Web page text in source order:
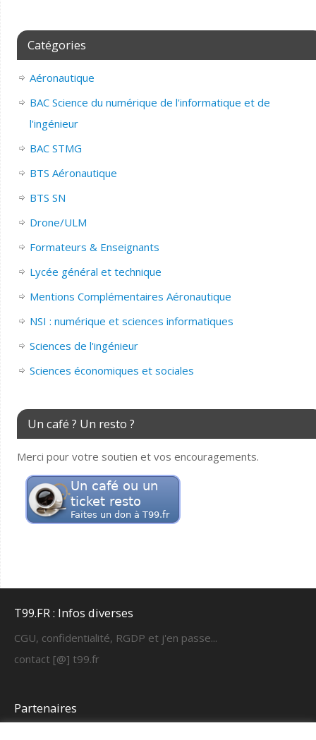
Catégories
Aéronautique
BAC Science du numérique de l'informatique et de
l'ingénieur
BAC STMG
BTS Aéronautique
BTS SN
Drone/ULM
Formateurs & Enseignants
Lycée général et technique
Mentions Complémentaires Aéronautique
NSI : numérique et sciences informatiques
Sciences de l'ingénieur
Sciences économiques et sociales
Un café ? Un resto ?
Merci pour votre soutien et vos encouragements.
T99.FR : Infos diverses
CGU, confidentialité, RGDP et j'en passe...
contact [@] t99.fr
Partenaires